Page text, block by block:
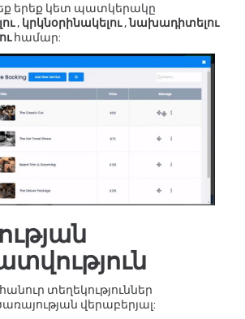
երեք կետ պատկերակը
, կրկնօրինակելու,նախադիտելու
համար:
տեղեկություններ
վերաբերյալ: